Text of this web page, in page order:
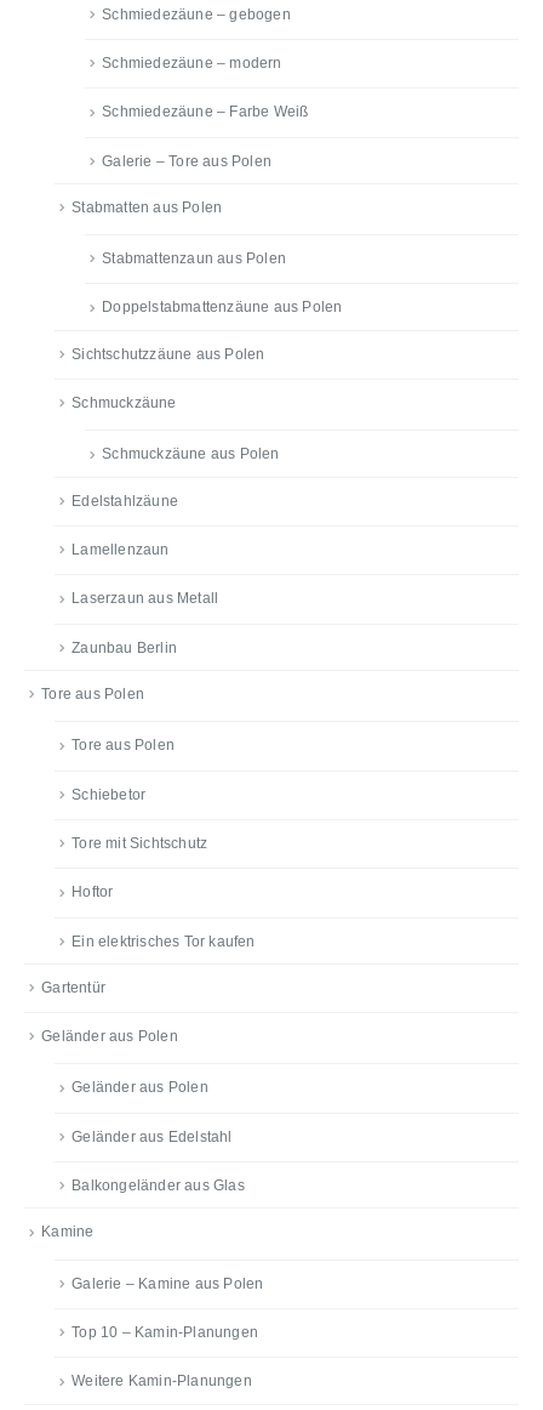
Schmiedezäune – gebogen
Schmiedezäune – modern
Schmiedezäune – Farbe Weiß
Galerie – Tore aus Polen
Stabmatten aus Polen
Stabmattenzaun aus Polen
Doppelstabmattenzäune aus Polen
Sichtschutzzäune aus Polen
Schmuckzäune
Schmuckzäune aus Polen
Edelstahlzäune
Lamellenzaun
Laserzaun aus Metall
Zaunbau Berlin
Tore aus Polen
Tore aus Polen
Schiebetor
Tore mit Sichtschutz
Hoftor
Ein elektrisches Tor kaufen
Gartentür
Geländer aus Polen
Geländer aus Polen
Geländer aus Edelstahl
Balkongeländer aus Glas
Kamine
Galerie – Kamine aus Polen
Top 10 – Kamin-Planungen
Weitere Kamin-Planungen